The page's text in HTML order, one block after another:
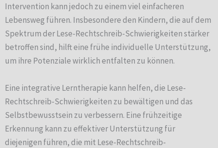
Intervention kann jedoch zu einem viel einfacheren
Lebensweg führen. Insbesondere den Kindern, die auf dem
Spektrum der Lese-Rechtschreib-Schwierigkeiten stärker
betroffen sind, hilft eine frühe individuelle Unterstützung,
um ihre Potenziale wirklich entfalten zu können.
Eine integrative Lerntherapie kann helfen, die Lese-
Rechtschreib-Schwierigkeiten zu bewältigen und das
Selbstbewusstsein zu verbessern. Eine frühzeitige
Erkennung kann zu effektiver Unterstützung für
diejenigen führen, die mit Lese-Rechtschreib-